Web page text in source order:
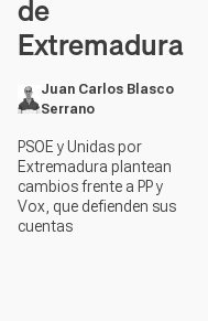
de
Extremadura
Juan Carlos Blasco
Serrano
PSOE y Unidas por
Extremadura plantean
cambios frente a PP y
Vox, que defienden sus
cuentas